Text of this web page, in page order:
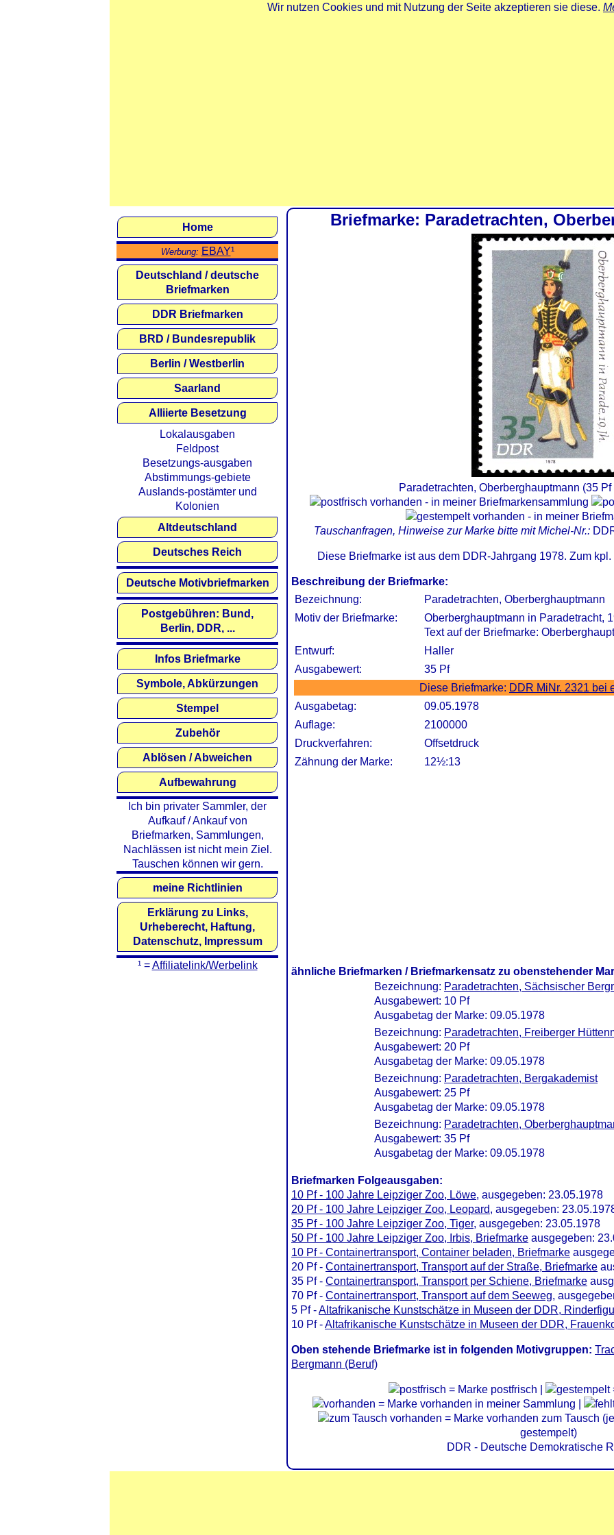
Wir nutzen Cookies und mit Nutzung der Seite akzeptieren sie diese.
Briefmarke: Paradetrachten,
Paradetrachten, Oberberghauptmann (35
Tauschanfragen, Hinweise zur Marke bitte mit Michel-Nr.:
Diese Briefmarke ist aus dem DDR-Jahrgang 1978. Zum kpl.
Beschreibung der Briefmarke:
Bezeichnung:
Paradetrachten, Oberberghauptmann
Motiv der Briefmarke:
Oberberghauptmann in Paradetracht,
Text auf der Briefmarke:
Entwurf:
Haller
Ausgabewert:
35 Pf
Diese Briefmarke: DDR MiNr. 2321 bei
Ausgabetag:
09.05.1978
Auflage:
2100000
Druckverfahren:
Offsetdruck
Zähnung der Marke:
12½:13
ähnliche Briefmarken / Briefmarkensatz zu obenstehender
Bezeichnung: Paradetrachten, Sächsischer
Ausgabewert: 10 Pf
Ausgabetag der Marke: 09.05.1978
Bezeichnung: Paradetrachten, Freiberger
Ausgabewert: 20 Pf
Ausgabetag der Marke: 09.05.1978
Bezeichnung: Paradetrachten, Bergakademist
Ausgabewert: 25 Pf
Ausgabetag der Marke: 09.05.1978
Bezeichnung: Paradetrachten,
Ausgabewert: 35 Pf
Ausgabetag der Marke: 09.05.1978
Briefmarken Folgeausgaben:
10 Pf - 100 Jahre Leipziger Zoo, Löwe, ausgegeben: 23.05.1978
20 Pf - 100 Jahre Leipziger Zoo, Leopard, ausgegeben:
35 Pf - 100 Jahre Leipziger Zoo, Tiger, ausgegeben: 23.05.1978
50 Pf - 100 Jahre Leipziger Zoo, Irbis, Briefmarke ausgegeben:
10 Pf - Containertransport, Container beladen, Briefmarke
20 Pf - Containertransport, Transport auf der Straße, Briefmarke
35 Pf - Containertransport, Transport per Schiene, Briefmarke
70 Pf - Containertransport, Transport auf dem Seeweg,
5 Pf -Altafrikanische Kunstschätze in Museen der DDR,
10 Pf -Altafrikanische Kunstschätze in Museen der DDR,
Oben stehende Briefmarke ist in folgenden Motivgruppen:
Bergmann (Beruf)
= Marke postfrisch |
= Marke vorhanden in meiner Sammlung |
= Marke vorhanden zum Tausch
gestempelt)
DDR - Deutsche Demokratische
Home
Werbung: EBAY¹
Deutschland / deutsche
Briefmarken
DDR Briefmarken
BRD / Bundesrepublik
Berlin / Westberlin
Saarland
Alliierte Besetzung
Lokalausgaben
Feldpost
Besetzungs-ausgaben
Abstimmungs-gebiete
Auslands-postämter und
Kolonien
Altdeutschland
Deutsches Reich
Deutsche Motivbriefmarken
Postgebühren: Bund,
Berlin, DDR, ...
Infos Briefmarke
Symbole, Abkürzungen
Stempel
Zubehör
Ablösen / Abweichen
Aufbewahrung
Ich bin privater Sammler, der
Aufkauf / Ankauf von
Briefmarken, Sammlungen,
Nachlässen ist nicht mein Ziel.
Tauschen können wir gern.
meine Richtlinien
Erklärung zu Links,
Urheberecht, Haftung,
Datenschutz, Impressum
¹ =Affiliatelink/Werbelink